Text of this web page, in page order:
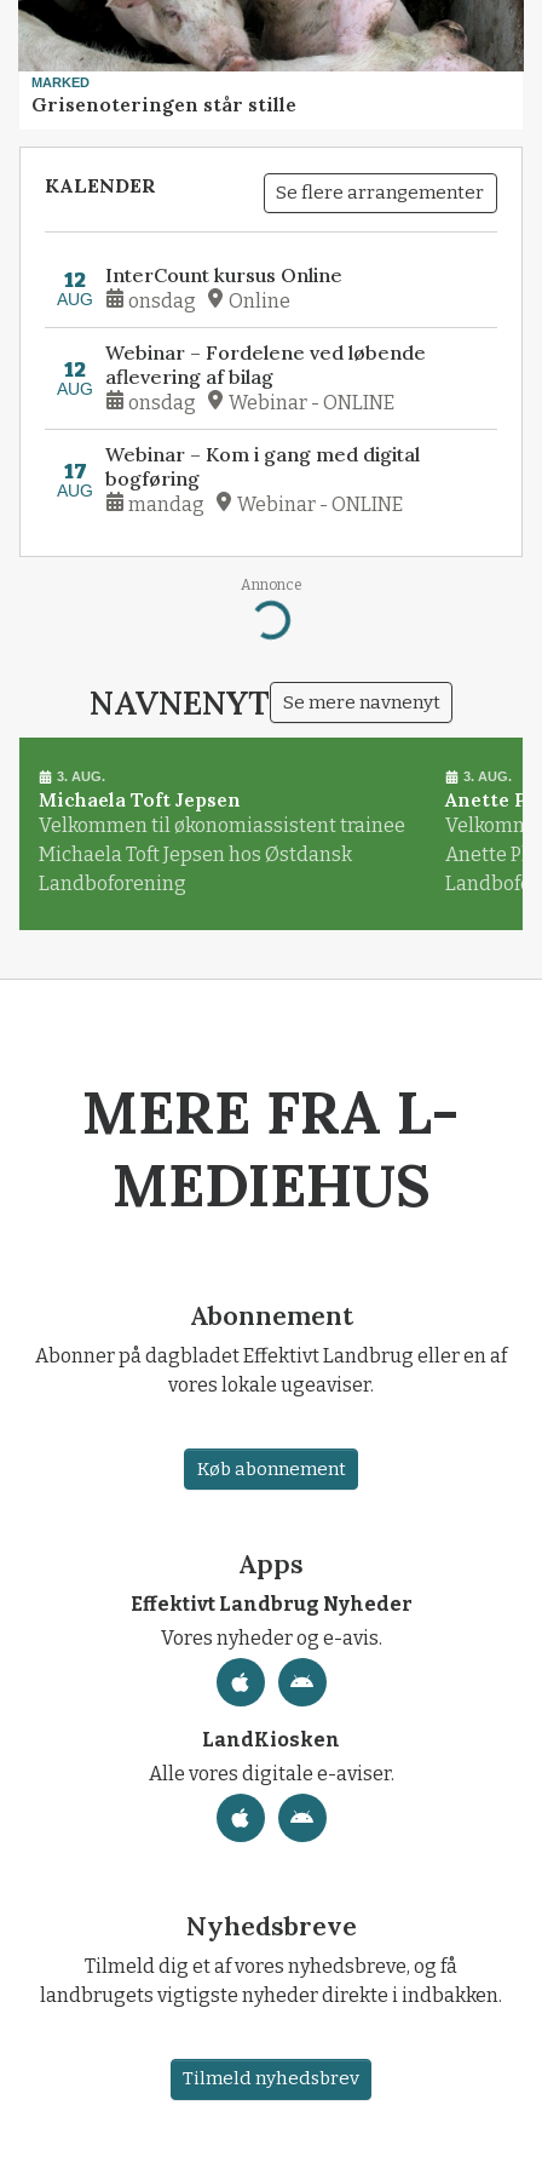
MARKED
Grisenoteringen står stille
KALENDER Se flere arrangementer
12
AUG
InterCount kursus Online
onsdag Online
12
AUG
Webinar – Fordelene ved løbende
aflevering af bilag
onsdag Webinar - ONLINE
17
AUG
Webinar – Kom i gang med digital
bogføring
mandag Webinar - ONLINE
Annonce
Loading...
NAVNENYT Se mere navnenyt
3. AUG.
Michaela Toft Jepsen
Velkommen til økonomiassistent trainee
Michaela Toft Jepsen hos Østdansk
Landboforening
3. AUG.
Anette
Anette
MERE FRA L-
MEDIEHUS
Abonnement
Abonner på dagbladet Effektivt Landbrug eller en af
vores lokale ugeaviser.
Køb abonnement
Apps
Effektivt Landbrug Nyheder
Vores nyheder og e-avis.
LandKiosken
Alle vores digitale e-aviser.
Nyhedsbreve
Tilmeld dig et af vores nyhedsbreve, og få
landbrugets vigtigste nyheder direkte i indbakken.
Tilmeld nyhedsbrev